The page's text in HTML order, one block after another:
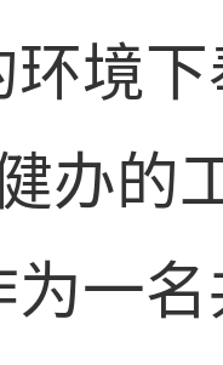
环境
办的
为一